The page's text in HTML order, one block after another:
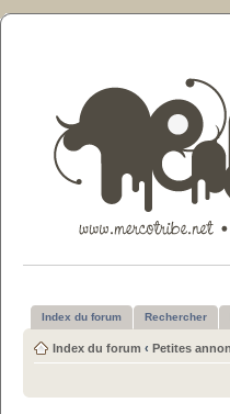
Index du forum Rechercher
Index du forum ‹ Petites